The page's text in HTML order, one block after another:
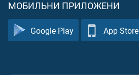
МОБИЛЬНИ ПРИЛОЖЕНИ
Google Play App Store